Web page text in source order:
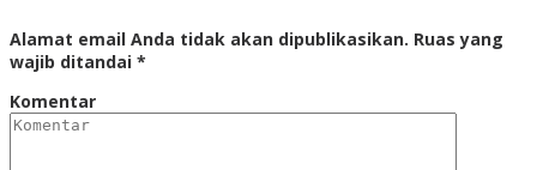
Alamat email Anda tidak akan dipublikasikan. Ruas yang
wajib ditandai *
Komentar